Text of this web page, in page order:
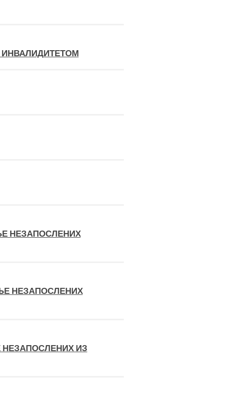
НЕЗАПОСЛЕНИХ
НЕЗАПОСЛЕНИХ
ИЗ